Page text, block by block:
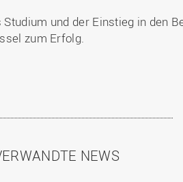
und der Einstieg in den
zum Erfolg.
NEWS